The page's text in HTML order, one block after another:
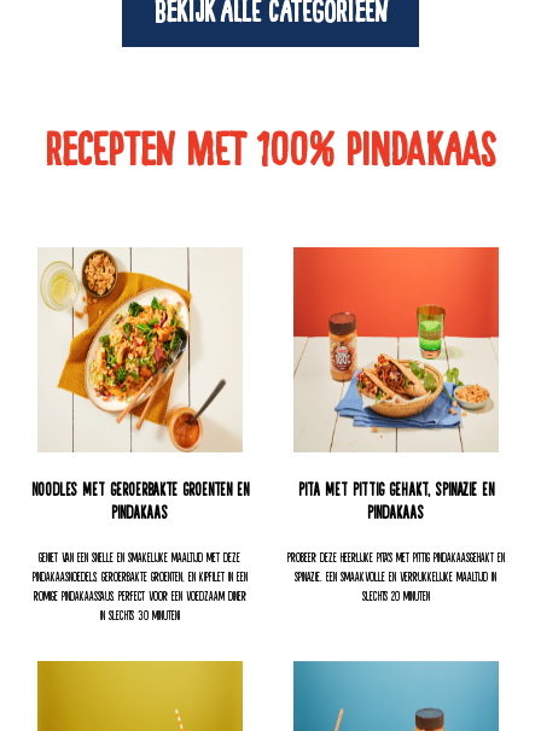
Bekijk alle categorieën
Recepten met 100% pindakaas
Noodles met geroerbakte groenten en
pindakaas
Geniet van een snelle en smakelijke maaltijd met deze
pindakaasnoedels, geroerbakte groenten, en kipfilet in een
romige pindakaassaus. Perfect voor een voedzaam diner
in slechts 30 minuten!
Pita met pittig gehakt, spinazie en
pindakaas
Probeer deze heerlijke pita's met pittig pindakaasgehakt en
spinazie. Een smaakvolle en verrukkelijke maaltijd in
slechts 20 minuten